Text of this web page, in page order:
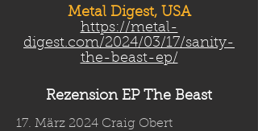
Metal Digest, USA
https://metal-
digest.com/2024/03/17/sanity-
the-beast-ep/
Rezension EP The Beast
17. März 2024 Craig Obert